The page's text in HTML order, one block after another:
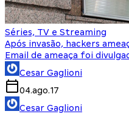
Séries, TV e Streaming
Após invasão, hackers
Email de ameaça foi
Cesar Gaglioni
04.ago.17
Cesar Gaglioni